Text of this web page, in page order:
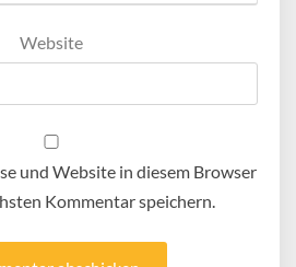
Website
und Website in diesem Browser
Kommentar speichern.